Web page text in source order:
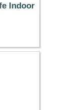
Indoor